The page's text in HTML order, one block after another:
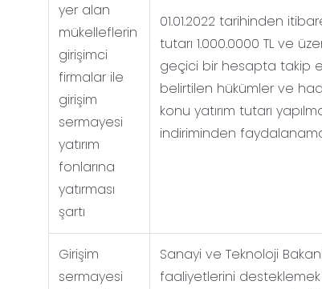
yer alan
mükelleflerin
girişimci
firmalar ile
girişim
sermayesi
yatırım
fonlarına
yatırması
şartı
01.01.2022 tarihinden
tutarı 1.000.0000 TL ve
geçici bir hesapta takip
belirtilen hükümler ve
konu yatırım tutarı
indiriminden
Girişim
sermayesi
Sanayi ve Teknoloji
faaliyetlerini